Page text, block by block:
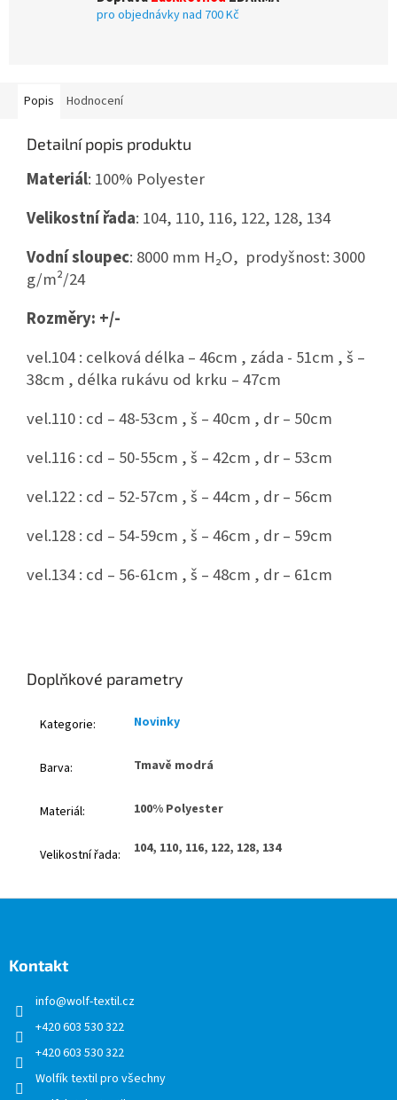
pro objednávky nad 700 Kč
Popis Hodnocení
Detailní popis produktu
Materiál: 100% Polyester
Velikostní řada: 104, 110, 116, 122, 128, 134
Vodní sloupec: 8000 mm H₂O, prodyšnost: 3000
g/m²/24
Rozměry: +/-
vel.104 : celková délka – 46cm , záda - 51cm , š –
38cm , délka rukávu od krku – 47cm
vel.110 : cd – 48-53cm , š – 40cm , dr – 50cm
vel.116 : cd – 50-55cm , š – 42cm , dr – 53cm
vel.122 : cd – 52-57cm , š – 44cm , dr – 56cm
vel.128 : cd – 54-59cm , š – 46cm , dr – 59cm
vel.134 : cd – 56-61cm , š – 48cm , dr – 61cm
Doplňkové parametry
Kategorie: Novinky
Barva: Tmavě modrá
Materiál: 100% Polyester
Velikostní řada: 104, 110, 116, 122, 128, 134
Kontakt
info@wolf-textil.cz
+420 603 530 322
+420 603 530 322
Wolfík textil pro všechny